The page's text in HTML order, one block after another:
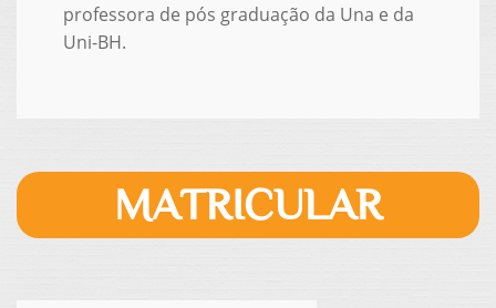
professora de pós graduação da Una e da
Uni-BH.
MATRICULAR